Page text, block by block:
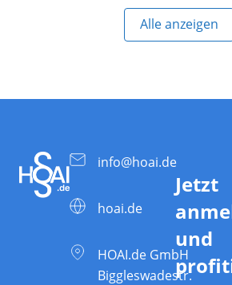
Alle anzeigen
info@hoai.de
hoai.de
HOAI.de GmbH
Biggleswadestr.
Jetzt
und